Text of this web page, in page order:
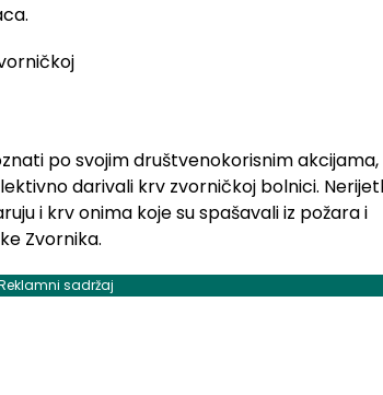
po svojim društvenokorisnim akcijama,
darivali krv zvorničkoj bolnici.
i krv onima koje su spašavali iz požara i
Zvornika.
sadržaj